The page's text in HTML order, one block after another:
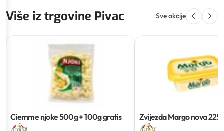
Više iz trgovine Pivac Sve akcije
Ciemme njoke500g + 100g gratis Zvijezda Margo nova